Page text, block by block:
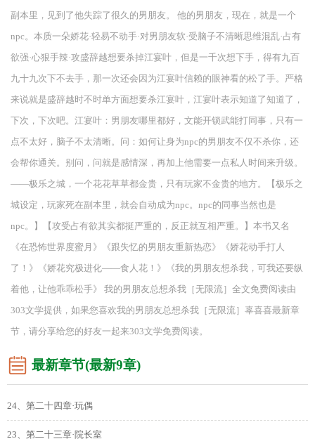
副本里，见到了他失踪了很久的男朋友。 他的男朋友，现在，就是一个
npc。本质一朵娇花·轻易不动手·对男朋友软·受脑子不清晰思维混乱·占有
欲强·心狠手辣·攻盛辞越想要杀掉江宴叶，但是一千次想下手，得有九百
九十九次下不去手，那一次还会因为江宴叶信赖的眼神看的松了手。严格
来说就是盛辞越时不时单方面想要杀江宴叶，江宴叶表示知道了知道了，
下次，下次吧。江宴叶：男朋友哪里都好，文能开锁武能打同事，只有一
点不太好，脑子不太清晰。问：如何让身为npc的男朋友不仅不杀你，还
会帮你通关。别问，问就是感情深，再加上他需要一点私人时间来升级。
——极乐之城，一个花花草草都金贵，只有玩家不金贵的地方。【极乐之
城设定，玩家死在副本里，就会自动成为npc。npc的同事当然也是
npc。】【攻受占有欲其实都挺严重的，反正就互相严重。】本书又名
《在恐怖世界度蜜月》《跟失忆的男朋友重新热恋》《娇花动手打人
了！》《娇花究极进化——食人花！》《我的男朋友想杀我，可我还要纵
着他，让他乖乖松手》 我的男朋友总想杀我［无限流］全文免费阅读由
303文学提供，如果您喜欢我的男朋友总想杀我［无限流］辜喜喜最新章
节，请分享给您的好友一起来303文学免费阅读。
最新章节(最新9章)
24、第二十四章·玩偶
23、第二十三章·院长室